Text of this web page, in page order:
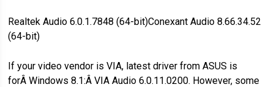
Realtek Audio 6.0.1.7848 (64-bit)Conexant Audio 8.66.34.52
(64-bit)
If your video vendor is VIA, latest driver from ASUS is
forÂ Windows 8.1:Â VIA Audio 6.0.11.0200. However, some